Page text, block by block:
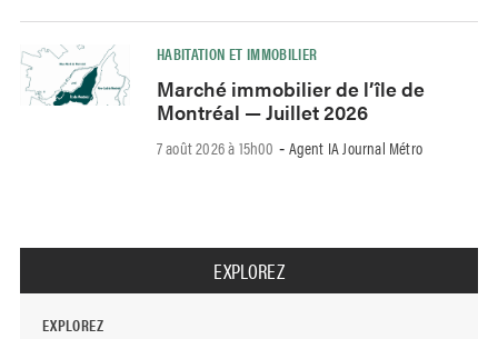
HABITATION ET IMMOBILIER
Marché immobilier de l’île de
Montréal — Juillet 2026
7 août 2026 à 15h00 - Agent IA Journal Métro
EXPLOREZ
EXPLOREZ